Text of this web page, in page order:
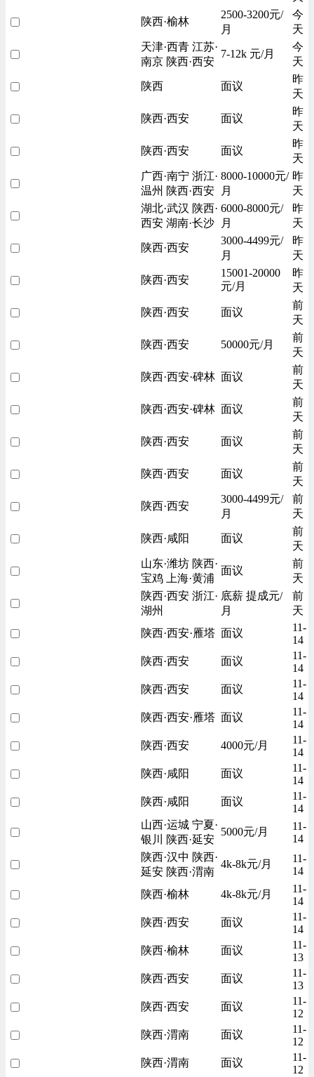
陕西·榆林
2500-3200元/
月
今
天
天津·西青 江苏·
南京 陕西·西安
7-12k 元/月
今
天
陕西 面议
昨
天
陕西·西安 面议
昨
天
陕西·西安 面议
昨
天
广西·南宁 浙江·
温州 陕西·西安
8000-10000元/
月
昨
天
湖北·武汉 陕西·
西安 湖南·长沙
6000-8000元/
月
昨
天
陕西·西安
3000-4499元/
月
昨
天
陕西·西安
15001-20000
元/月
昨
天
陕西·西安 面议
前
天
陕西·西安 50000元/月
前
天
陕西·西安·碑林 面议
前
天
陕西·西安·碑林 面议
前
天
陕西·西安 面议
前
天
陕西·西安 面议
前
天
陕西·西安
3000-4499元/
月
前
天
陕西·咸阳 面议
前
天
山东·潍坊 陕西·
宝鸡 上海·黄浦
面议
前
天
陕西·西安 浙江·
湖州
底薪 提成元/
月
前
天
陕西·西安·雁塔 面议
11-
14
陕西·西安
面议
11-
14
陕西·西安
面议
11-
14
陕西·西安·雁塔 面议
11-
14
陕西·西安
4000元/月
11-
14
陕西·咸阳
面议
11-
14
陕西·咸阳
面议
11-
14
山西·运城 宁夏·
银川 陕西·延安
5000元/月
11-
14
陕西·汉中 陕西·
延安 陕西·渭南
4k-8k元/月
11-
14
陕西·榆林
4k-8k元/月
11-
14
陕西·西安
面议
11-
14
陕西·榆林
面议
11-
13
陕西·西安
面议
11-
13
陕西·西安
面议
11-
12
陕西·渭南
面议
11-
12
陕西·渭南
面议
11-
12